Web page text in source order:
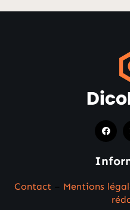
Contact Mentions